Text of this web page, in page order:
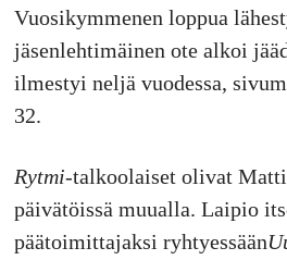
Vuosikymmenen loppua
jäsenlehtimäinen ote alkoi
ilmestyi neljä vuodessa,
32.
Rytmi-talkoolaiset olivat
päivätöissä muualla. Laipio
päätoimittajaksi ryhtyessään